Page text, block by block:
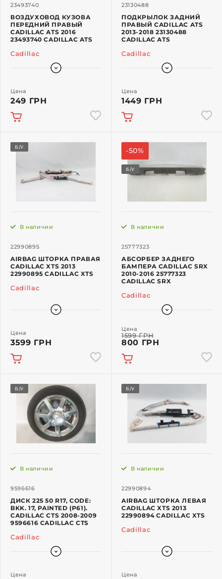
23493740
ВОЗДУХОВОД КУЗОВА
ПЕРЕДНИЙ ПРАВЫЙ
CADILLAC ATS 2016
23493740 CADILLAC ATS
Cadillac
Цена
249 ГРН
23130488
ПОДКРЫЛОК ЗАДНИЙ
ПРАВЫЙ CADILLAC ATS
2013-2018 23130488
CADILLAC ATS
Cadillac
Цена
1449 ГРН
Б/У
22990895
В наличии
AIRBAG ШТОРКА ПРАВАЯ
CADILLAC XTS 2013
22990895 CADILLAC XTS
Cadillac
Цена
3599 ГРН
-50%
Б/У
25777323
В наличии
АБСОРБЕР ЗАДНЕГО
БАМПЕРА CADILLAC SRX
2010-2016 25777323
CADILLAC SRX
Cadillac
Цена
1599 ГРН
800 ГРН
Б/У
9596616
В наличии
ДИСК 225 50 R17, CODE:
BKK. 17, PAINTED (P61).
CADILLAC CTS 2008-2009
9596616 CADILLAC CTS
Cadillac
Цена
Б/У
22990894
В наличии
AIRBAG ШТОРКА ЛЕВАЯ
CADILLAC XTS 2013
22990894 CADILLAC XTS
Cadillac
Цена